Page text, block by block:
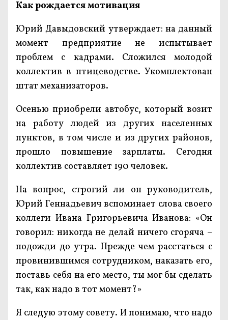
Как рождается мотивация
Юрий Давыдовский утверждает: на данный
момент предприятие не испытывает
проблем с кадрами. Сложился молодой
коллектив в птицеводстве. Укомплектован
штат механизаторов.
Осенью приобрели автобус, который возит
на работу людей из других населенных
пунктов, в том числе и из других районов,
прошло повышение зарплаты. Сегодня
коллектив составляет 190 человек.
На вопрос, строгий ли он руководитель,
Юрий Геннадьевич вспоминает слова своего
коллеги Ивана Григорьевича Иванова: «Он
говорил: никогда не делай ничего сгоряча –
подожди до утра. Прежде чем расстаться с
провинившимся сотрудником, наказать его,
поставь себя на его место, ты мог бы сделать
так, как надо в тот момент?»
Я следую этому совету. И понимаю, что надо